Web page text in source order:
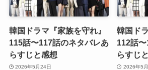
韓国ドラマ『家族を守れ』
115話〜117話のネタバレあ
らすじと感想
2026年5月24日
韓国ド
112話
らすじ
2026年5